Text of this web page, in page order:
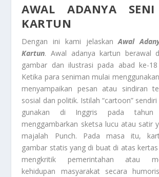
AWAL ADANYA
KARTUN
Dengan ini kami jelaskanAwal
Kartun. Awal adanya kartun berawal
gambar dan ilustrasi pada abad ke-
Ketika para seniman mulai
menyampaikan pesan atau sindiran
sosial dan politik. Istilah “cartoon”
gunakan di Inggris pada tahun
menggambarkan sketsa lucu atau satir
majalah Punch. Pada masa itu,
gambar statis yang di buat di atas
mengkritik pemerintahan atau
kehidupan masyarakat secara